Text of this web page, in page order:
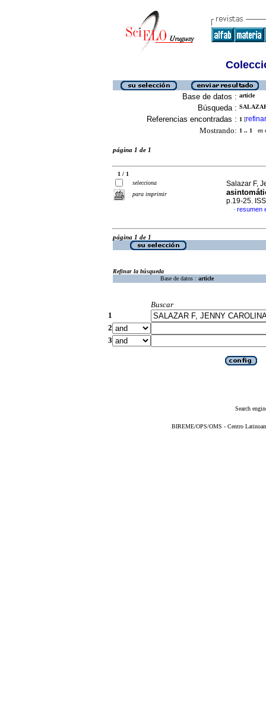
Base de datos : article
Búsqueda :
Referencias encontradas : 1 [refinar
Mostrando: 1 .. 1 en
página 1 de 1
1 / 1
selecciona
para imprimir
Salazar F,
p.19-25.
· resumen
página 1 de 1
Refinar la búsqueda
Base de datos : article
Buscar
1
2
3
Search
BIREME/OPS/OMS - Centro